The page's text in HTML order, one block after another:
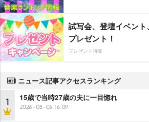
試写会、登壇イベン
プレゼント！
プレゼント特集
ニュース記事アクセスランキング
1 15歳で当時27歳の夫に一目惚れ
2026-08-05 16:09